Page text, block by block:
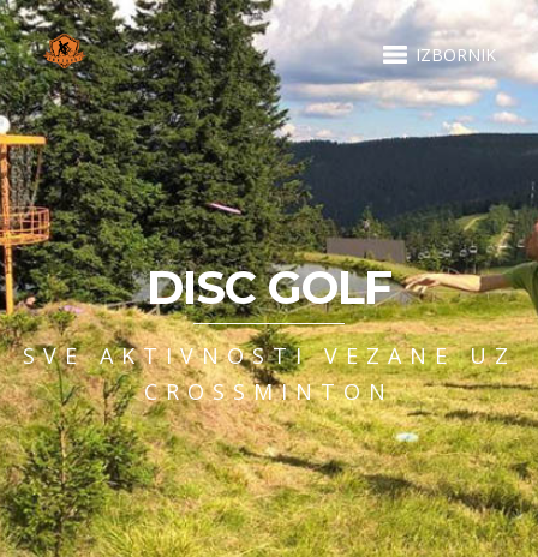
IZBORNIK
DISC GOLF
SVE AKTIVNOSTI VEZANE UZ
CROSSMINTON